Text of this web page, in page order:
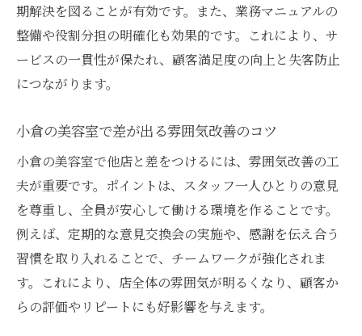
期解決を図ることが有効です。また、業務マニュアルの
整備や役割分担の明確化も効果的です。これにより、サ
ービスの一貫性が保たれ、顧客満足度の向上と失客防止
につながります。
小倉の美容室で差が出る雰囲気改善のコツ
小倉の美容室で他店と差をつけるには、雰囲気改善の工
夫が重要です。ポイントは、スタッフ一人ひとりの意見
を尊重し、全員が安心して働ける環境を作ることです。
例えば、定期的な意見交換会の実施や、感謝を伝え合う
習慣を取り入れることで、チームワークが強化されま
す。これにより、店全体の雰囲気が明るくなり、顧客か
らの評価やリピートにも好影響を与えます。